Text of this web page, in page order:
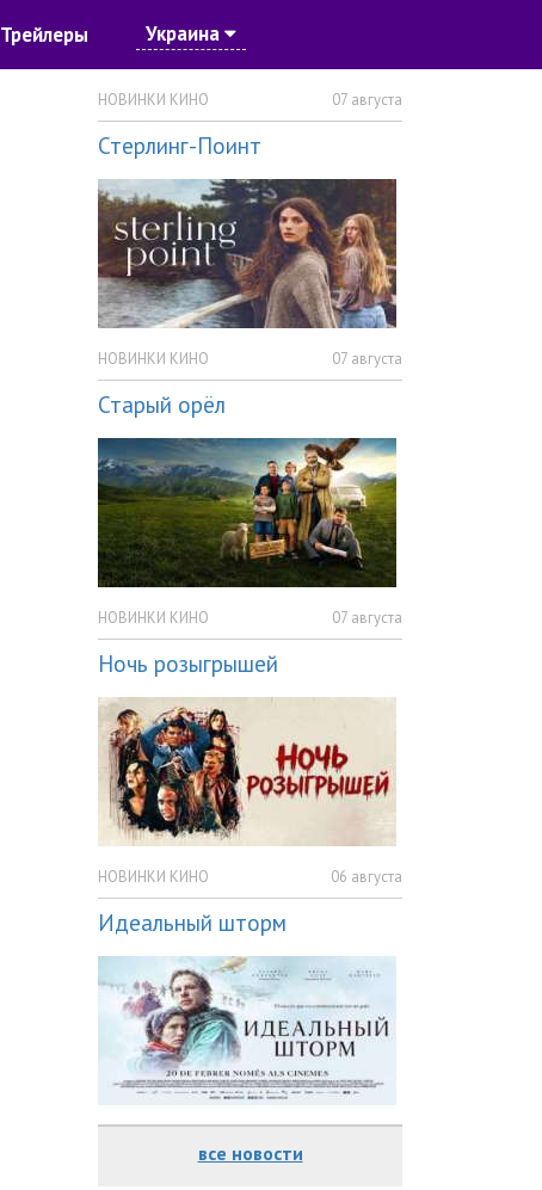
Трейлеры Украина
НОВИНКИ КИНО 07 августа
Стерлинг-Поинт
НОВИНКИ КИНО 07 августа
Старый орёл
НОВИНКИ КИНО 07 августа
Ночь розыгрышей
НОВИНКИ КИНО 06 августа
Идеальный шторм
все новости